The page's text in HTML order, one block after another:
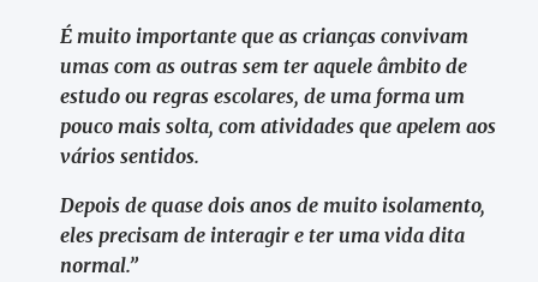
É muito importante que as crianças convivam
umas com as outras sem ter aquele âmbito de
estudo ou regras escolares, de uma forma um
pouco mais solta, com atividades que apelem aos
vários sentidos.
Depois de quase dois anos de muito isolamento,
eles precisam de interagir e ter uma vida dita
normal.”